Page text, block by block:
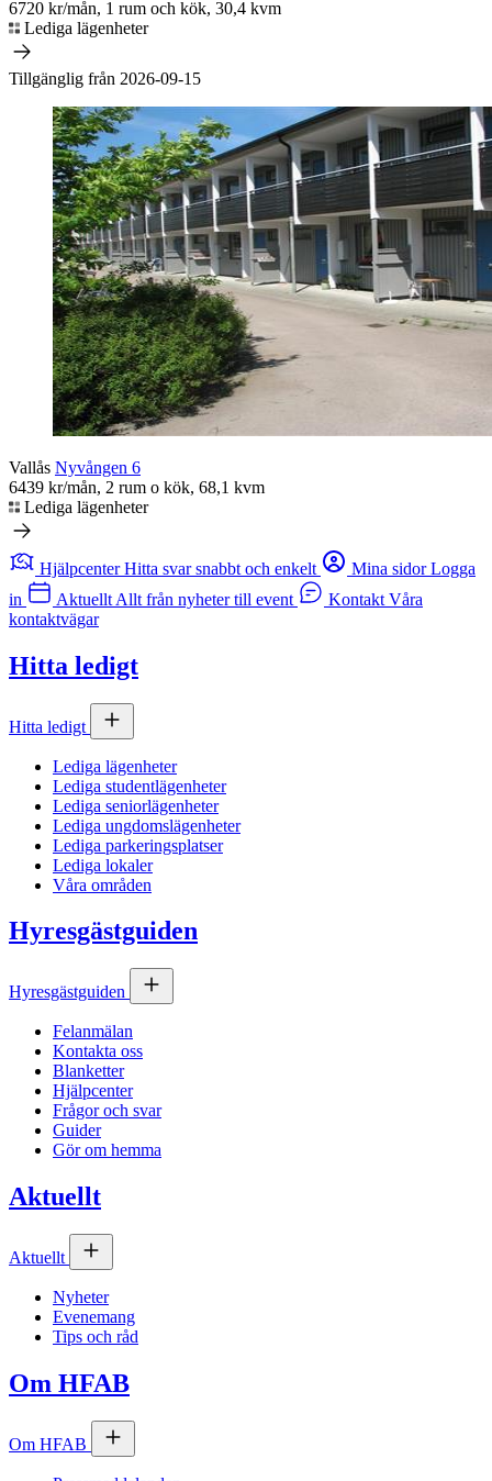
6720 kr/mån, 1 rum och kök, 30,4 kvm
Lediga lägenheter
Tillgänglig från 2026-09-15
Vallås Nyvången 6
6439 kr/mån, 2 rum o kök, 68,1 kvm
Lediga lägenheter
Hjälpcenter Hitta svar snabbt och enkelt Mina sidor Logga
in
Aktuellt Allt från nyheter till event Kontakt Våra
kontaktvägar
Hitta ledigt
Hitta ledigt
Lediga lägenheter
Lediga studentlägenheter
Lediga seniorlägenheter
Lediga ungdomslägenheter
Lediga parkeringsplatser
Lediga lokaler
Våra områden
Hyresgästguiden
Hyresgästguiden
Felanmälan
Kontakta oss
Blanketter
Hjälpcenter
Frågor och svar
Guider
Gör om hemma
Aktuellt
Aktuellt
Nyheter
Evenemang
Tips och råd
Om HFAB
Om HFAB